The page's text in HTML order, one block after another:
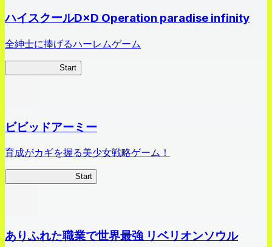
ハイスクールD×D Operation paradise infinity
全紳士に捧げるハーレムゲーム
Start
ビビッドアーミー
育成がカギを握る美少女戦略ゲーム！
Start
ありふれた職業で世界最強 リベリオンソウル